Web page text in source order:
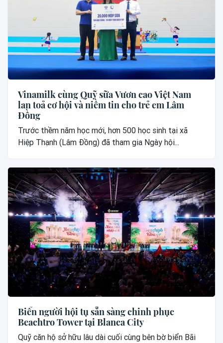
Vinamilk cùng Quỹ sữa Vươn cao Việt Nam
lan toả cơ hội và niềm tin cho trẻ em Lâm
Đồng
Trước thềm năm học mới, hơn 500 học sinh tại xã
Hiệp Thạnh (Lâm Đồng) đã tham gia Ngày hội...
Biển người hội tụ sẵn sàng chinh phục
Beachtro Tower tại Blanca City
Quỹ căn hộ sở hữu lâu dài cuối cùng bên bờ biển Bãi